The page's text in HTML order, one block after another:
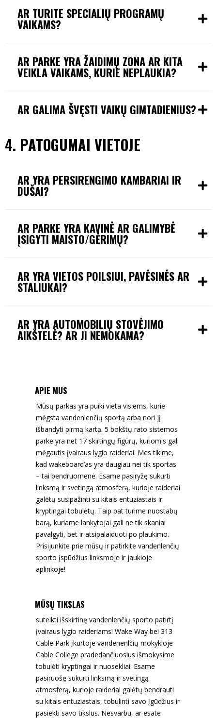
AR TURITE SPECIALIŲ PROGRAMŲ
VAIKAMS?
AR PARKE YRA ŽAIDIMŲ ZONA AR KITA
VEIKLA VAIKAMS, KURIE NEPLAUKIA?
AR GALIMA ŠVĘSTI VAIKŲ GIMTADIENIUS?
4. PATOGUMAI VIETOJE
AR YRA PERSIRENGIMO KAMBARIAI IR
DUŠAI?
AR PARKE YRA KAVINĖ AR GALIMYBĖ
ĮSIGYTI MAISTO/GĖRIMŲ?
AR YRA VIETOS POILSIUI, PAVĖSINĖS AR
STALIUKAI?
AR YRA AUTOMOBILIŲ STOVĖJIMO
AIKŠTELĖ? AR JI NEMOKAMA?
APIE MUS
Mūsų parkas yra puiki vieta visiems, kurie
mėgsta vandenlenčių sportą arba nori jį
išbandyti pirmą kartą. 5 bokštų rato sistemos
parke yra net 17 skirtingų figūrų, kuriomis gali
mėgautis įvairaus lygio raideriai. Mes tikime,
kad wakeboard’as yra daugiau nei tik sportas
– tai bendruomenė. Esame pasiryžę sukurti
linksmą ir svetingą atmosferą, kurioje raideriai
galėtų susipažinti su kitais entuziastais ir
kryptingai tobulėtų. Taip pat turime nuostabų
barą, kuriame lankytojai gali ne tik skaniai
pavalgyti, bet ir atsipalaiduoti po plaukimo.
Prisijunkite prie mūsų ir patirkite vandenlenčių
sporto įspūdžius linksmoje ir jaukioje
aplinkoje!
MŪSŲ TIKSLAS
suteikti išskirtinę vandenlenčių sporto patirtį
įvairaus lygio raideriams! Wake Way bei 313
Cable Park įkurtoje vandenenlčių mokykloje
Cable College pradedančiuosius išmokysime
tobulėti kryptingai ir nuosekliai. Esame
pasiruošę sukurti linksmą ir svetingą
atmosferą, kurioje raideriai galėtų bendrauti
su kitais entuziastais, tobulinti savo įgūdžius ir
pasiekti savo tikslus. Nesvarbu, ar esate